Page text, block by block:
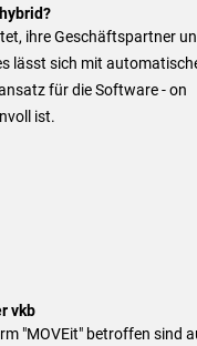
ihre Geschäftspartner
lässt sich mit
für die Software - on
ist.
vkb
"MOVEit" betroffen sind